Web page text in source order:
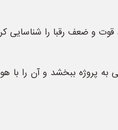
و ضعف رقبا را شناسایی
پروژه ببخشد و آن را با